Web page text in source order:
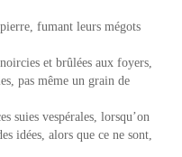
fumant leurs mégots
et brûlées aux foyers,
pas même un grain de
suies vespérales, lorsqu’on
idées, alors que ce ne sont,